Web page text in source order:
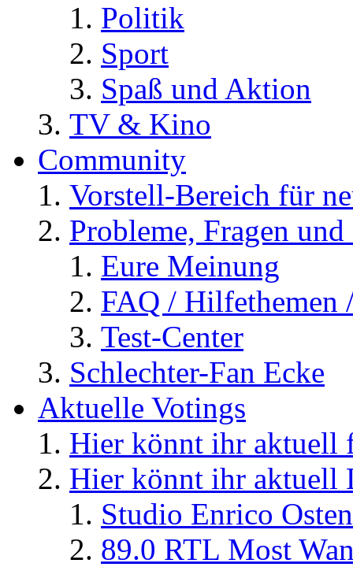
Politik
Sport
Spaß und Aktion
TV & Kino
Community
Vorstell-Bereich für
Probleme, Fragen
Eure Meinung
FAQ / Hilfethemen
Test-Center
Schlechter-Fan Ecke
Aktuelle Votings
Hier könnt ihr aktuell
Hier könnt ihr aktuell
Studio Enrico
89.0 RTL Most